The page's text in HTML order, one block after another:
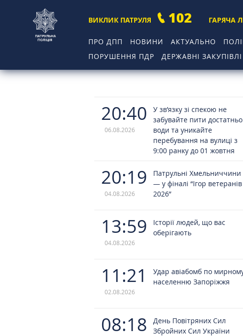
ВИКЛИК ПАТРУЛЯ 102 ГАРЯЧА
ПРО ДПП НОВИНИ АКТУАЛЬНО
ПОРУШЕННЯ ПДР
ДЕРЖАВНІ ЗАКУПІВЛІ
20:40
06.08.2026
У зв’язку зі спекою не
забувайте пити достатньо
води та уникайте
перебування на вулиці з
9:00 ранку до 01 жовтня
20:19
04.08.2026
Патрульні Хмельниччини
— у фіналі “Ігор ветеранів
2026”
13:59
04.08.2026
Історії людей, що вас
оберігають
11:21
02.08.2026
Удар авіабомб по
населенню Запоріжжя
08:18
День Повітряних Сил
Збройних Сил України